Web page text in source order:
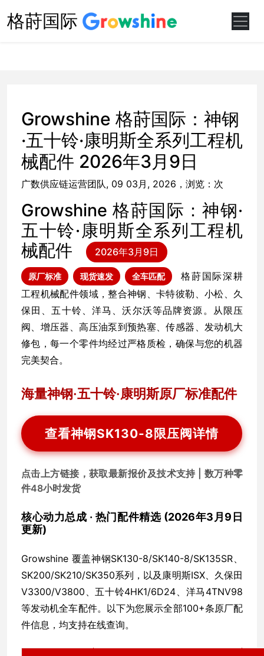
格莳国际
Growshine 格莳国际：神钢
·五十铃·康明斯全系列工程机
械配件 2026年3月9日
广数供应链运营团队, 09 03月, 2026，浏览： 次
Growshine 格莳国际：神钢·
五十铃·康明斯全系列工程机
械配件
2026年3月9日
原厂标准 现货速发 全车匹配
格莳国际深耕
工程机械配件领域，整合神钢、卡特彼勒、小松、久
保田、五十铃、洋马、沃尔沃等品牌资源。从限压
阀、增压器、高压油泵到预热塞、传感器、发动机大
修包，每一个零件均经过严格质检，确保与您的机器
完美契合。
海量神钢·五十铃·康明斯原厂标准配件
查看神钢SK130-8限压阀详情
点击上方链接，获取最新报价及技术支持 | 数万种零
件48小时发货
核心动力总成 · 热门配件精选 (2026年3月9日
更新)
Growshine 覆盖神钢SK130-8/SK140-8/SK135SR、
SK200/SK210/SK350系列，以及康明斯ISX、久保田
V3300/V3800、五十铃4HK1/6D24、洋马4TNV98
等发动机全车配件。以下为您展示全部100+条原厂配
件信息，均支持在线查询。